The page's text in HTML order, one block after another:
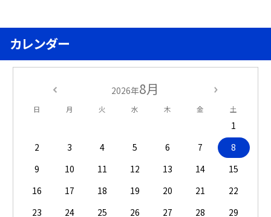
カレンダー
2026年8月
日 月 火 水 木 金 土
1
2
3 4 5 6 7
8
9
10 11 12 13 14
15
16
17 18 19 20 21
22
23
24 25 26 27 28 29